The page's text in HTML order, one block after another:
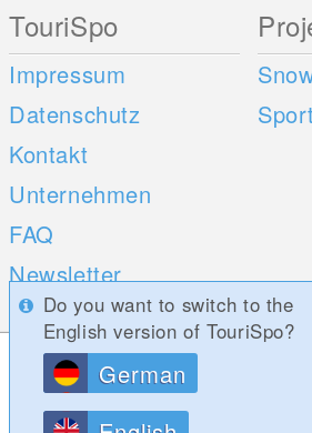
TouriSpo
Impressum
Datenschutz
Kontakt
Unternehmen
FAQ
Newsletter
Umfragen
Mobile Apps
Do you want to switch to the
English version of TouriSpo?
German
Diese Website verwendet
die bestmögliche
können.